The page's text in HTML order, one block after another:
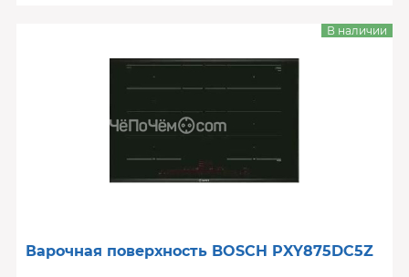
Варочная поверхность BOSCH PXY875DC5Z
В наличии